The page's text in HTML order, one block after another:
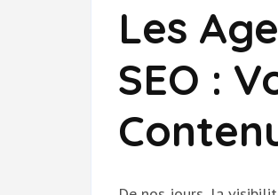
Les
SEO :